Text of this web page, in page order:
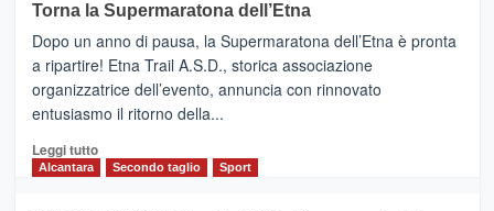
BROOKS
SuperMaratona
dell’Etna,
presentata
l’edizione
2026
Torna la Supermaratona dell’Etna
Dopo un anno di pausa, la Supermaratona dell’Etna è pronta
a ripartire! Etna Trail A.S.D., storica associazione
organizzatrice dell’evento, annuncia con rinnovato
entusiasmo il ritorno della...
Leggi tuttoLeggi
Alcantara Secondo taglio Sport